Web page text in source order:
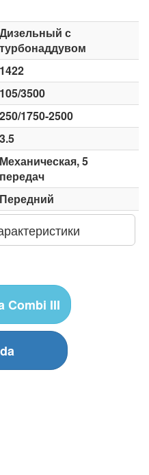
Дизельный с
турбонаддувом
1422
105/3500
250/1750-2500
3.5
Механическая, 5
передач
Передний
Combi III